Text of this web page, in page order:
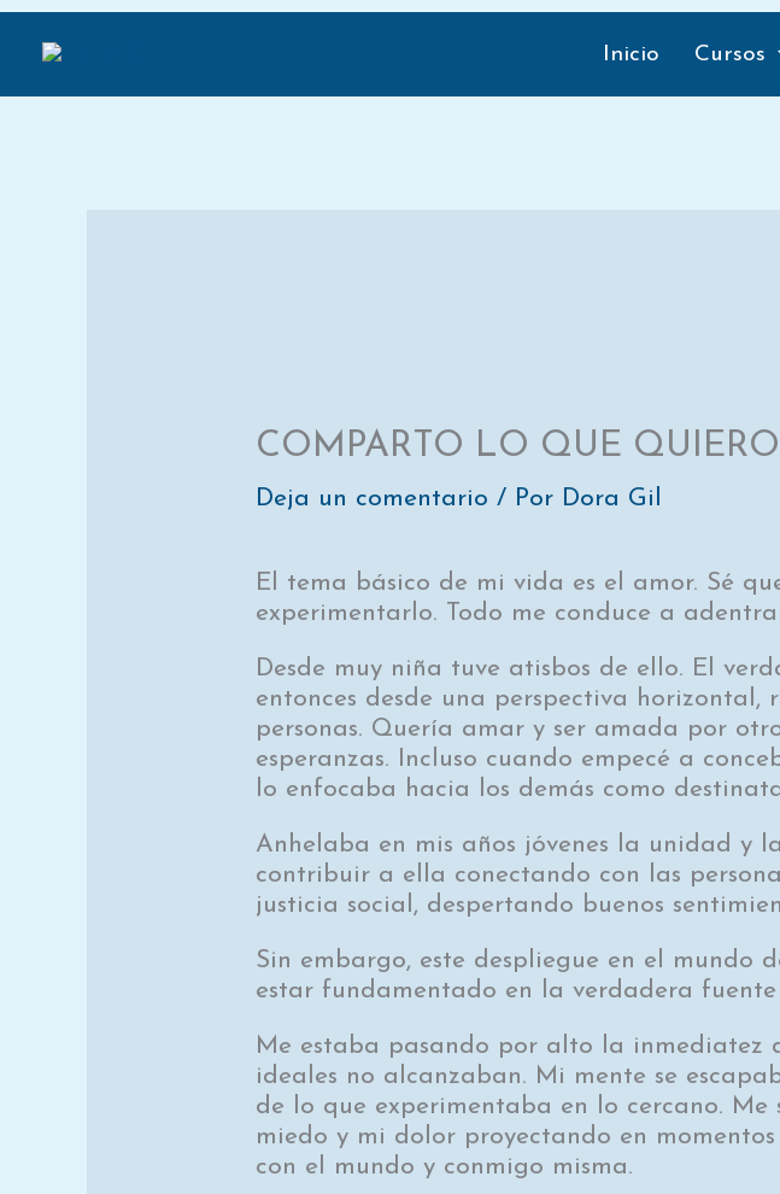
Inicio Cursos
COMPARTO LO QUE
Deja un comentario / Por Dora Gil
El tema básico de mi vida es el amor. Sé
experimentarlo. Todo me conduce a
Desde muy niña tuve atisbos de ello. El
entonces desde una perspectiva
personas. Quería amar y ser amada por
esperanzas. Incluso cuando empecé a
lo enfocaba hacia los demás como
Anhelaba en mis años jóvenes la unidad y
contribuir a ella conectando con las
justicia social, despertando buenos
Sin embargo, este despliegue en el mundo
estar fundamentado en la verdadera
Me estaba pasando por alto la inmediatez
ideales no alcanzaban. Mi mente se
de lo que experimentaba en lo cercano.
miedo y mi dolor proyectando en
con el mundo y conmigo misma.